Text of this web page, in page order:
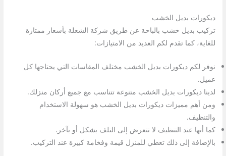
ديكورات بديل الخشب
تركيب بديل خشب بالباحة عن طريق شركة الشعلة بأسعار ممتازة
للغاية، كما تقدم لكم العديد من الامتيازات:
نوفر لكم ديكورات بديل الخشب مختلف المقاسات التي يحتاجها كل
عميل.
لدينا ديكورات بديل الخشب متنوعة تتناسب مع جميع أركان منزلك.
ومن أهم مميزات ديكورات بديل الخشب هو سهولة الاستخدام
والتنظيف.
كما أنها عند التنظيف لا تتعرض إلى التلف بشكل أو بآخر.
بالإضافة إلى ذلك تعطي للمنزل قيمة وفخامة كبيرة عند التركيب.